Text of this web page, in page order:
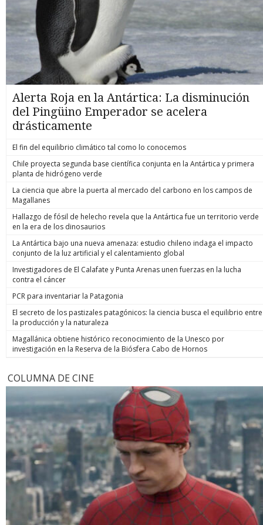
Alerta Roja en la Antártica: La disminución
del Pingüino Emperador se acelera
drásticamente
El fin del equilibrio climático tal como lo conocemos
Chile proyecta segunda base científica conjunta en la Antártica y primera
planta de hidrógeno verde
La ciencia que abre la puerta al mercado del carbono en los campos de
Magallanes
Hallazgo de fósil de helecho revela que la Antártica fue un territorio verde
en la era de los dinosaurios
La Antártica bajo una nueva amenaza: estudio chileno indaga el impacto
conjunto de la luz artificial y el calentamiento global
Investigadores de El Calafate y Punta Arenas unen fuerzas en la lucha
contra el cáncer
PCR para inventariar la Patagonia
El secreto de los pastizales patagónicos: la ciencia busca el equilibrio entre
la producción y la naturaleza
Magallánica obtiene histórico reconocimiento de la Unesco por
investigación en la Reserva de la Biósfera Cabo de Hornos
COLUMNA DE CINE